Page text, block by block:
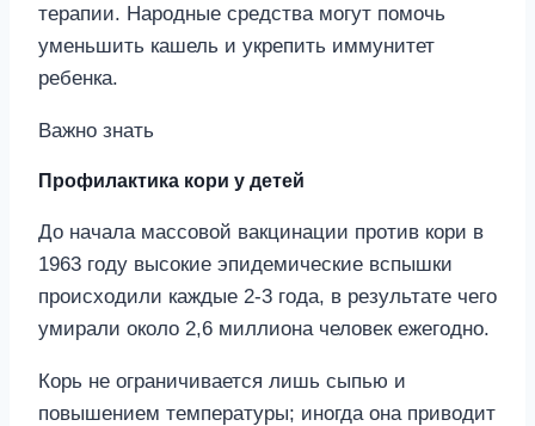
терапии. Народные средства могут помочь
уменьшить кашель и укрепить иммунитет
ребенка.
Важно знать
Профилактика кори у детей
До начала массовой вакцинации против кори в
1963 году высокие эпидемические вспышки
происходили каждые 2-3 года, в результате чего
умирали около 2,6 миллиона человек ежегодно.
Корь не ограничивается лишь сыпью и
повышением температуры; иногда она приводит